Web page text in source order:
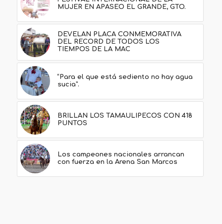
MUJER EN APASEO EL GRANDE, GTO.
DEVELAN PLACA CONMEMORATIVA
DEL RECORD DE TODOS LOS
TIEMPOS DE LA MAC
“Para el que está sediento no hay agua
sucia”.
BRILLAN LOS TAMAULIPECOS CON 418
PUNTOS
Los campeones nacionales arrancan
con fuerza en la Arena San Marcos